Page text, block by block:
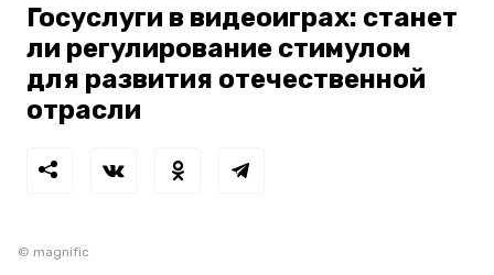
Госуслуги в видеоиграх: станет
ли регулирование стимулом
для развития отечественной
отрасли
© magnific